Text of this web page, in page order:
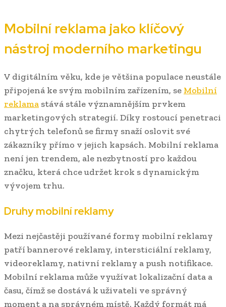
Mobilní reklama jako klíčový
nástroj moderního marketingu
V digitálním věku, kde je většina populace neustále
připojená ke svým mobilním zařízením, se Mobilní
reklama stává stále významnějším prvkem
marketingových strategií. Díky rostoucí penetraci
chytrých telefonů se firmy snaží oslovit své
zákazníky přímo v jejich kapsách. Mobilní reklama
není jen trendem, ale nezbytností pro každou
značku, která chce udržet krok s dynamickým
vývojem trhu.
Druhy mobilní reklamy
Mezi nejčastěji používané formy mobilní reklamy
patří bannerové reklamy, intersticiální reklamy,
videoreklamy, nativní reklamy a push notifikace.
Mobilní reklama může využívat lokalizační data a
času, čímž se dostává k uživateli ve správný
moment a na správném místě. Každý formát má